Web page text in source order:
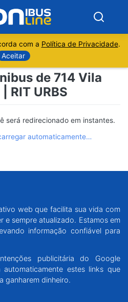
com a Política de Privacidade.
Aceitar
de 714 Vila
RIT URBS
será redirecionado em instantes.
automaticamente…
web que facilita sua vida com
e sempre atualizado. Estamos em
informação confiável para
publicitária do Google
automaticamente estes links que
ganharem dinheiro.